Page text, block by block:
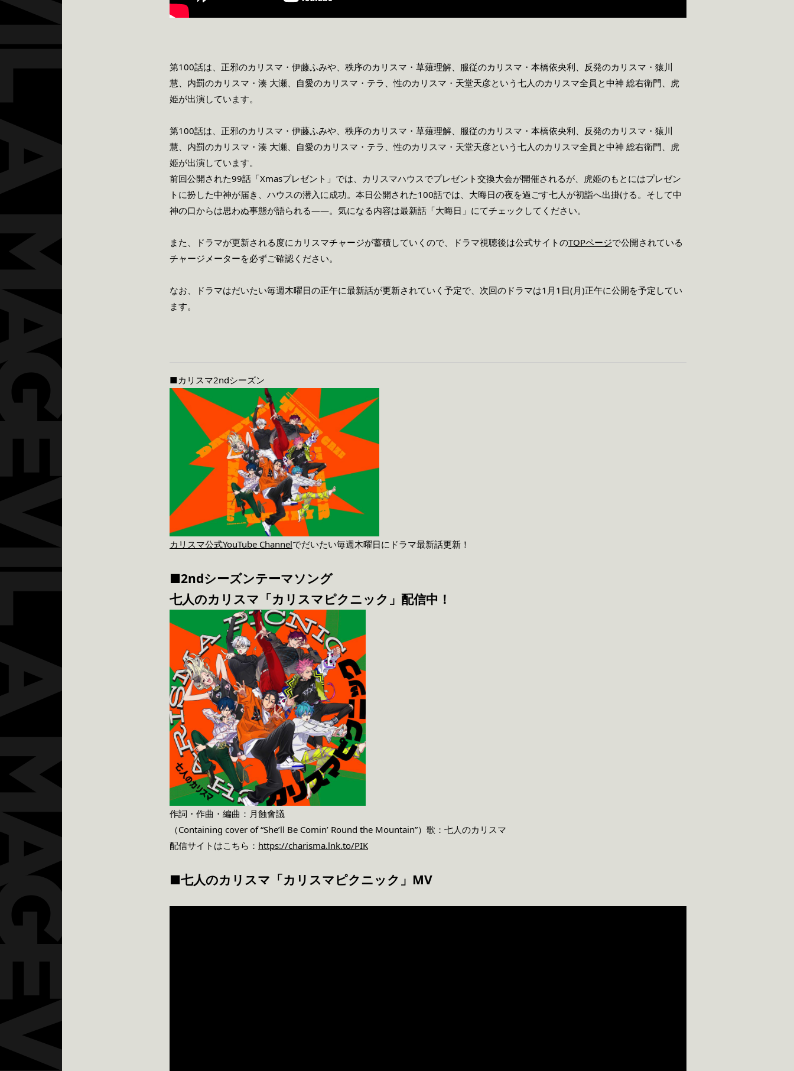
第100話は、正邪のカリスマ・伊藤ふみや、秩序のカリスマ・草薙理解、服従のカリスマ・本橋依央利、反発のカリスマ・猿川
慧、内罰のカリスマ・湊 大瀬、自愛のカリスマ・テラ、性のカリスマ・天堂天彦という七人のカリスマ全員と中神 総右衛門、虎
姫が出演しています。
第100話は、正邪のカリスマ・伊藤ふみや、秩序のカリスマ・草薙理解、服従のカリスマ・本橋依央利、反発のカリスマ・猿川
慧、内罰のカリスマ・湊 大瀬、自愛のカリスマ・テラ、性のカリスマ・天堂天彦という七人のカリスマ全員と中神 総右衛門、虎
姫が出演しています。
前回公開された99話「Xmasプレゼント」では、カリスマハウスでプレゼント交換大会が開催されるが、虎姫のもとにはプレゼン
トに扮した中神が届き、ハウスの潜入に成功。本日公開された100話では、大晦日の夜を過ごす七人が初詣へ出掛ける。そして中
神の口からは思わぬ事態が語られる――。気になる内容は最新話「大晦日」にてチェックしてください。
また、ドラマが更新される度にカリスマチャージが蓄積していくので、ドラマ視聴後は公式サイトのTOPページで公開されている
チャージメーターを必ずご確認ください。
なお、ドラマはだいたい毎週木曜日の正午に最新話が更新されていく予定で、次回のドラマは1月1日(月)正午に公開を予定してい
ます。
■カリスマ2ndシーズン
カリスマ公式YouTube Channelでだいたい毎週木曜日にドラマ最新話更新！
■2ndシーズンテーマソング
七人のカリスマ「カリスマピクニック」配信中！
作詞・作曲・編曲：月蝕會議
（Containing cover of “She’ll Be Comin’ Round the Mountain”）歌：七人のカリスマ
配信サイトはこちら： https://charisma.lnk.to/PIK
■七人のカリスマ「カリスマピクニック」MV